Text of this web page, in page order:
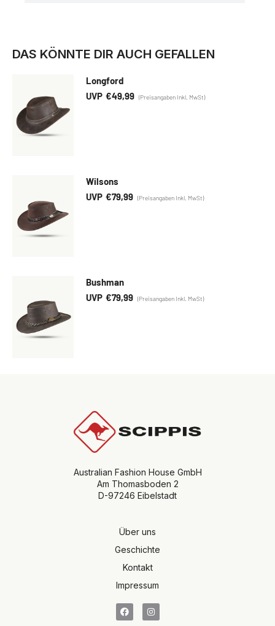
DAS KÖNNTE DIR AUCH GEFALLEN
Longford
€49,99
Wilsons
€79,99
Bushman
€79,99
Australian Fashion House GmbH
Am Thomasboden 2
D-97246 Eibelstadt
Über uns
Geschichte
Kontakt
Impressum